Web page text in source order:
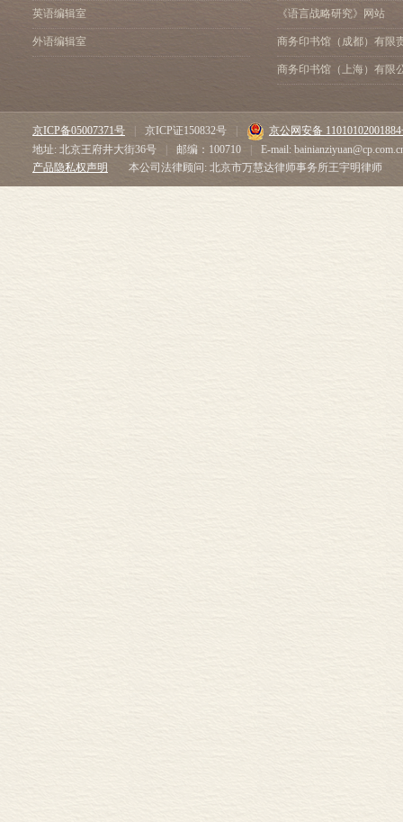
英语编辑室
外语编辑室
《语言战略研究》网站
商务印书馆（成都）有限
商务印书馆（上海）有限
京ICP备05007371号 京ICP证150832号
京公网安备
地址: 北京王府井大街36号
邮编：100710
E-mail:
产品隐私权声明
本公司法律顾问: 北京市万慧达律师事务所王宇明律师